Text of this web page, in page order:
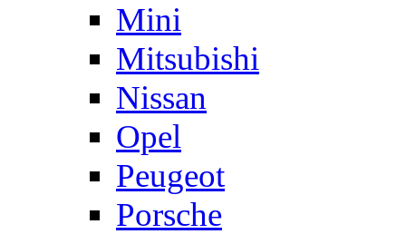
Mini
Mitsubishi
Nissan
Opel
Peugeot
Porsche